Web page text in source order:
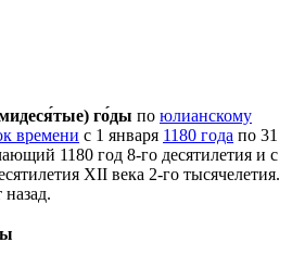
го́ды по юлианскому
времени с 1 января 1180 года по 31
1180 год 8-го десятилетия и с
XII века 2-го тысячелетия.